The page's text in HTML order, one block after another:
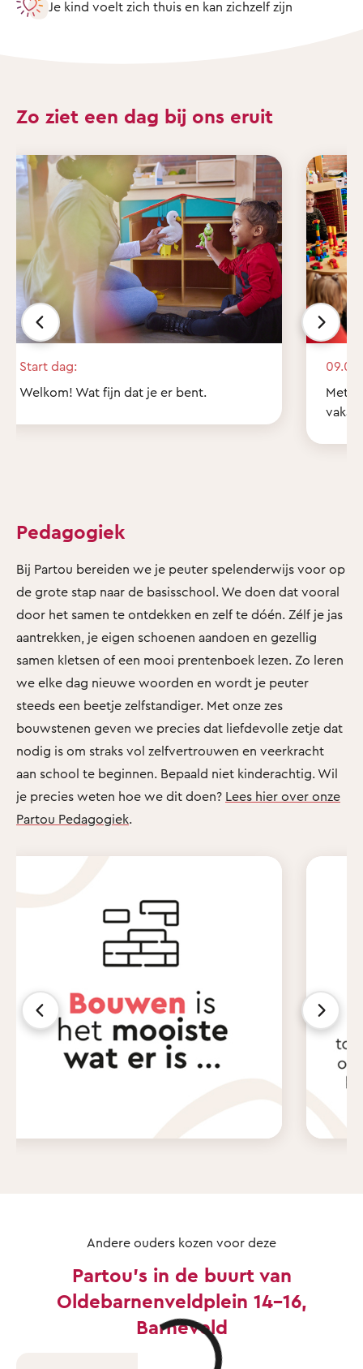
Je kind voelt zich thuis en kan zichzelf zijn
Zo ziet een dag bij ons eruit
Start dag:
Welkom! Wat fijn dat je er bent.
09.00
Met
Pedagogiek
Bij Partou bereiden we je peuter spelenderwijs voor op
de grote stap naar de basisschool. We doen dat vooral
door het samen te ontdekken en zelf te dóén. Zélf je jas
aantrekken, je eigen schoenen aandoen en gezellig
samen kletsen of een mooi prentenboek lezen. Zo leren
we elke dag nieuwe woorden en wordt je peuter
steeds een beetje zelfstandiger. Met onze zes
bouwstenen geven we precies dat liefdevolle zetje dat
nodig is om straks vol zelfvertrouwen en veerkracht
aan school te beginnen. Bepaald niet kinderachtig. Wil
je precies weten hoe we dit doen? Lees hier over onze
Partou Pedagogiek.
Andere ouders kozen voor deze
Partou's in de buurt van
Oldebarnenveldplein 14-16,
Barneveld